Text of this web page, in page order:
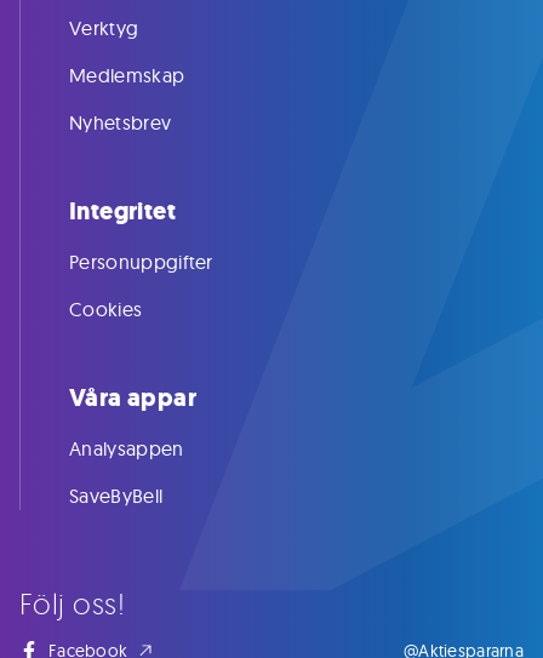
Följ oss!
Facebook @Aktiespararna
Verktyg
Medlemskap
Nyhetsbrev
Integritet
Personuppgifter
Cookies
Våra appar
Analysappen
SaveByBell